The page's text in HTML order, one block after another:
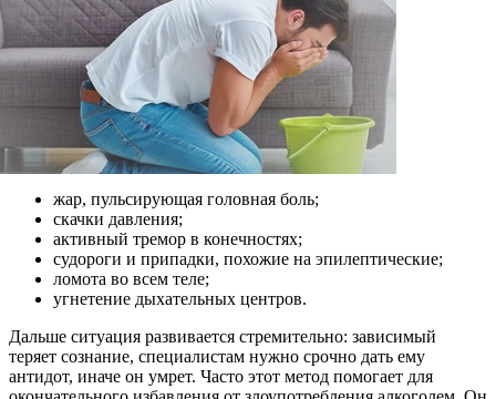
жар, пульсирующая головная боль;
скачки давления;
активный тремор в конечностях;
судороги и припадки, похожие на эпилептические;
ломота во всем теле;
угнетение дыхательных центров.
Дальше ситуация развивается стремительно: зависимый
теряет сознание, специалистам нужно срочно дать ему
антидот, иначе он умрет. Часто этот метод помогает для